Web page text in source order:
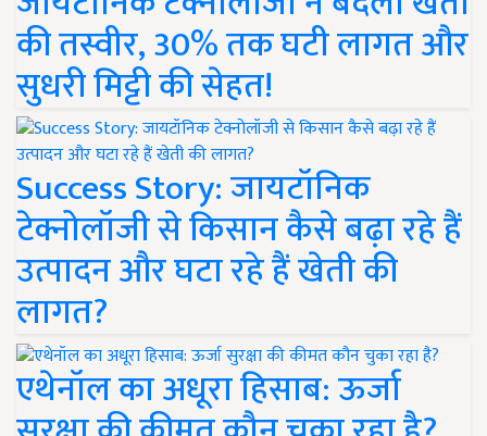
की तस्वीर, 30% तक घटी लागत और
सुधरी मिट्टी की सेहत!
Success Story: जायटॉनिक
टेक्नोलॉजी से किसान कैसे बढ़ा रहे हैं
उत्पादन और घटा रहे हैं खेती की
लागत?
एथेनॉल का अधूरा हिसाब: ऊर्जा